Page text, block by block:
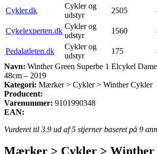
Cykler.dk
Cykler og
udstyr
2505
Cykelexperten.dk
Cykler og
udstyr
1560
Pedalatleten.dk
Cykler og
udstyr
175
Navn: Winther Green Superbe 1 Elcykel
48cm – 2019
Kategori: Mærker > Cykler > Winther Cykler
Producent:
Varenummer: 9101990348
EAN:
Vurderet til 3.9 ud af 5 stjerner baseret på 9
Mærker > Cykler > Winther